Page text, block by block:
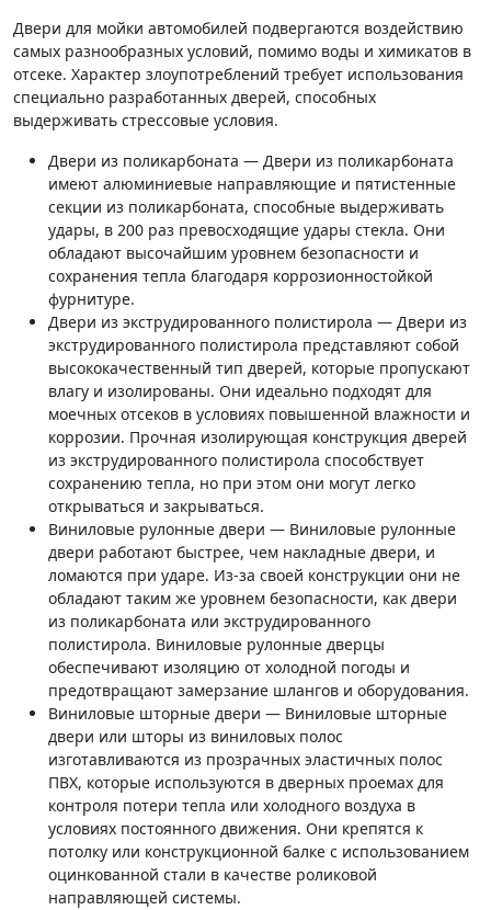
Двери для мойки автомобилей подвергаются воздействию
самых разнообразных условий, помимо воды и химикатов в
отсеке. Характер злоупотреблений требует использования
специально разработанных дверей, способных
выдерживать стрессовые условия.
Двери из поликарбоната — Двери из поликарбоната
имеют алюминиевые направляющие и пятистенные
секции из поликарбоната, способные выдерживать
удары, в 200 раз превосходящие удары стекла. Они
обладают высочайшим уровнем безопасности и
сохранения тепла благодаря коррозионностойкой
фурнитуре.
Двери из экструдированного полистирола — Двери из
экструдированного полистирола представляют собой
высококачественный тип дверей, которые пропускают
влагу и изолированы. Они идеально подходят для
моечных отсеков в условиях повышенной влажности и
коррозии. Прочная изолирующая конструкция дверей
из экструдированного полистирола способствует
сохранению тепла, но при этом они могут легко
открываться и закрываться.
Виниловые рулонные двери — Виниловые рулонные
двери работают быстрее, чем накладные двери, и
ломаются при ударе. Из-за своей конструкции они не
обладают таким же уровнем безопасности, как двери
из поликарбоната или экструдированного
полистирола. Виниловые рулонные дверцы
обеспечивают изоляцию от холодной погоды и
предотвращают замерзание шлангов и оборудования.
Виниловые шторные двери — Виниловые шторные
двери или шторы из виниловых полос
изготавливаются из прозрачных эластичных полос
ПВХ, которые используются в дверных проемах для
контроля потери тепла или холодного воздуха в
условиях постоянного движения. Они крепятся к
потолку или конструкционной балке с использованием
оцинкованной стали в качестве роликовой
направляющей системы.